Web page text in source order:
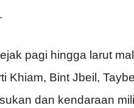
pagi hingga larut
Khiam, Bint Jbeil,
dan kendaraan